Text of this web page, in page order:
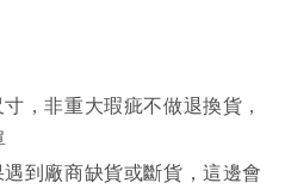
，非重大瑕疵不做退換貨，
到廠商缺貨或斷貨，這邊會